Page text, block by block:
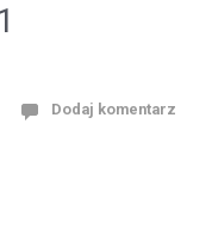
Dodaj komentarz